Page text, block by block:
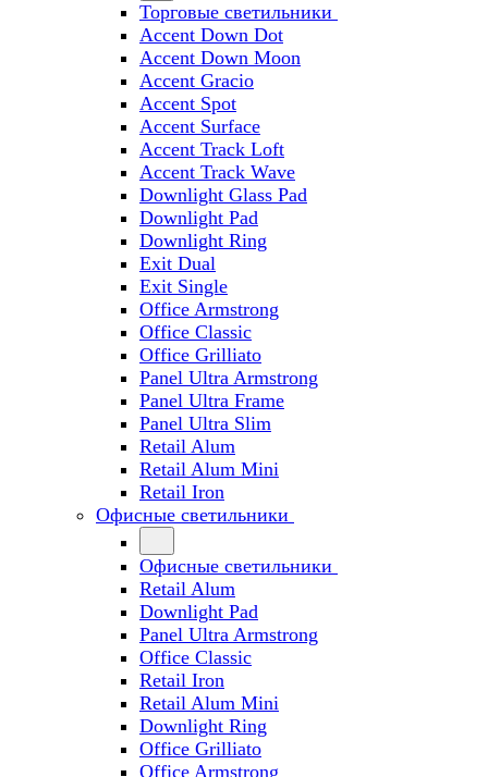
Торговые светильники
Accent Down Dot
Accent Down Moon
Accent Gracio
Accent Spot
Accent Surface
Accent Track Loft
Accent Track Wave
Downlight Glass Pad
Downlight Pad
Downlight Ring
Exit Dual
Exit Single
Office Armstrong
Office Classic
Office Grilliato
Panel Ultra Armstrong
Panel Ultra Frame
Panel Ultra Slim
Retail Alum
Retail Alum Mini
Retail Iron
Офисные светильники
Офисные светильники
Retail Alum
Downlight Pad
Panel Ultra Armstrong
Office Classic
Retail Iron
Retail Alum Mini
Downlight Ring
Office Grilliato
Office Armstrong